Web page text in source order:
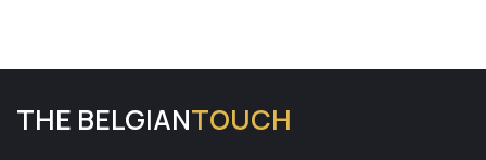
THE BELGIANTOUCH